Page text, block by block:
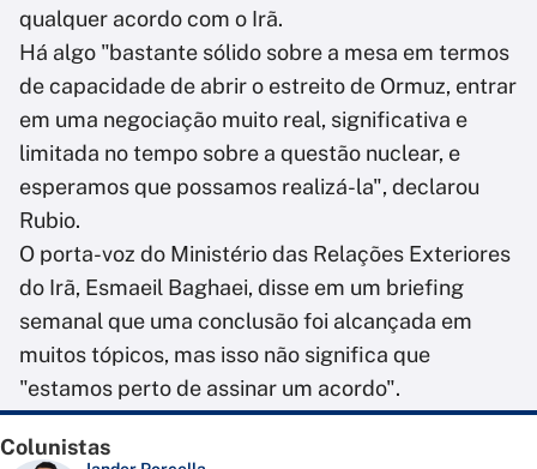
qualquer acordo com o Irã.
Há algo "bastante sólido sobre a mesa em termos
de capacidade de abrir o estreito de Ormuz, entrar
em uma negociação muito real, significativa e
limitada no tempo sobre a questão nuclear, e
esperamos que possamos realizá-la", declarou
Rubio.
O porta-voz do Ministério das Relações Exteriores
do Irã, Esmaeil Baghaei, disse em um briefing
semanal que uma conclusão foi alcançada em
muitos tópicos, mas isso não significa que
"estamos perto de assinar um acordo".
Colunistas